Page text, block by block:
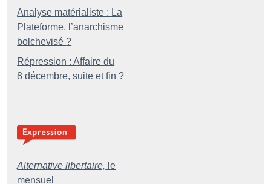
Analyse matérialiste : La
Plateforme, l’anarchisme
bolchevisé ?
Répression : Affaire du
8 décembre, suite et fin ?
Alternative libertaire, le
mensuel